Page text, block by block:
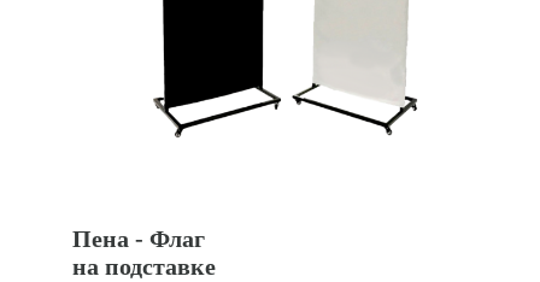
Пена - Флаг
на подставке